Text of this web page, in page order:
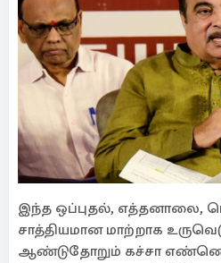
இந்த ஒப்புதல், எத்தனாலை,
சாத்தியமான மாற்றாக
ஆண்டுதோறும் கச்சா